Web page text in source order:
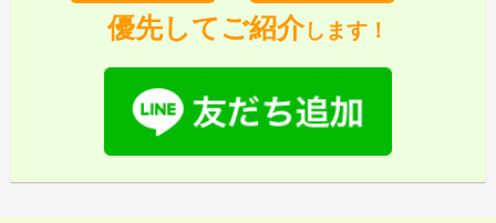
優先してご紹介します！